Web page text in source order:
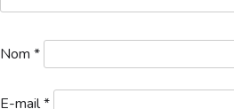
Nom *
E-mail*